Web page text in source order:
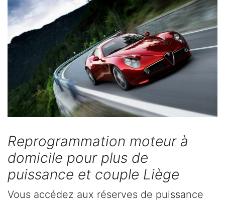
Reprogrammation moteur à
domicile pour plus de
puissance et couple Liège
Vous accédez aux réserves de puissance